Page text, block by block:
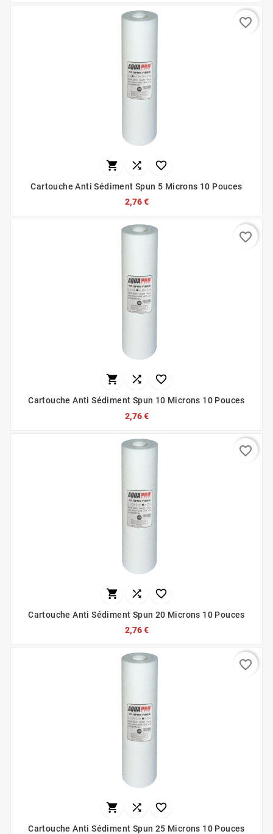
  
Cartouche Anti Sédiment Spun 5 Microns 10 Pouces
2,76 €
favorite_border
  
Cartouche Anti Sédiment Spun 10 Microns 10 Pouces
2,76 €
favorite_border
  
Cartouche Anti Sédiment Spun 20 Microns 10 Pouces
2,76 €
favorite_border
  
Cartouche Anti Sédiment Spun 25 Microns 10 Pouces
favorite_border